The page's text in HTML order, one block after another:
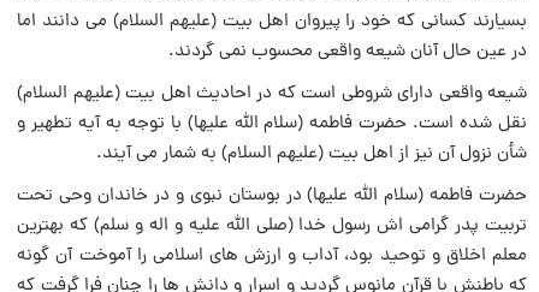
بسیارند کسانی که خود را پیروان اهل بیت (علیهم السلام) می دانند اما
در عین حال آنان شیعه واقعی محسوب نمی گردند.
شیعه واقعی دارای شروطی است که در احادیث اهل بیت (علیهم السلام)
نقل شده است. حضرت فاطمه (سلام الله علیها) با توجه به آیه تطهیر و
شأن نزول آن نیز از اهل بیت (علیهم السلام) به شمار می آیند.
حضرت فاطمه (سلام الله علیها) در بوستان نبوی و در خاندان وحی تحت
تربیت پدر گرامی اش رسول خدا (صلی الله علیه و اله و سلم) که بهترین
معلم اخلاق و توحید بود، آداب و ارزش های اسلامی را آموخت آن گونه
که باطنش با قرآن مانوس گردید و اسرار و دانش ها را چنان فرا گرفت که